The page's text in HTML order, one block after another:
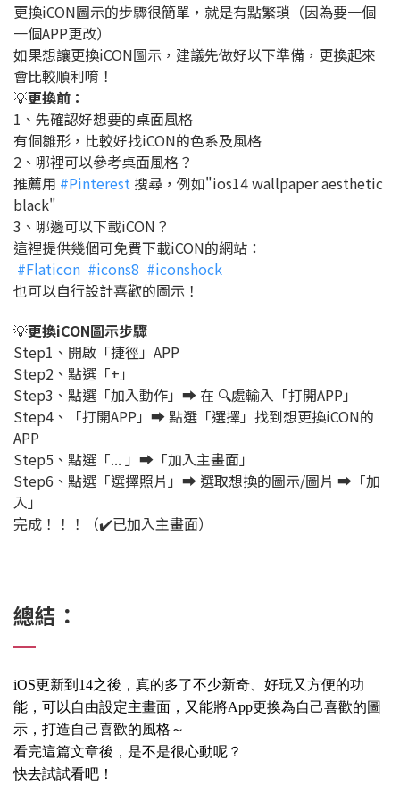
更換iCON圖示的步驟很簡單，就是有點繁瑣（因為要一個
一個APP更改）
如果想讓更換iCON圖示，建議先做好以下準備，更換起來
會比較順利唷！
💡更換前：
1、先確認好想要的桌面風格
有個雛形，比較好找iCON的色系及風格
2、哪裡可以參考桌面風格？
推薦用 #Pinterest 搜尋，例如"ios14 wallpaper aesthetic
black"
3、哪邊可以下載iCON？
這裡提供幾個可免費下載iCON的網站：
#Flaticon #icons8 #iconshock
也可以自行設計喜歡的圖示！
💡更換iCON圖示步驟
Step1、開啟「捷徑」APP
Step2、點選「+」
Step3、點選「加入動作」➡️ 在 🔍處輸入「打開APP」
Step4、「打開APP」➡️ 點選「選擇」找到想更換iCON的
APP
Step5、點選「... 」➡️「加入主畫面」
Step6、點選「選擇照片」➡️ 選取想換的圖示/圖片 ➡️「加
入」
完成！！！（✔️已加入主畫面）
總結：
iOS更新到14之後，真的多了不少新奇、好玩又方便的功
能，可以自由設定主畫面，又能將App更換為自己喜歡的圖
示，打造自己喜歡的風格～
看完這篇文章後，是不是很心動呢？
快去試試看吧！